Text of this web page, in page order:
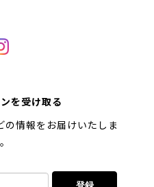
を受け取る
の情報をお届けいたしま